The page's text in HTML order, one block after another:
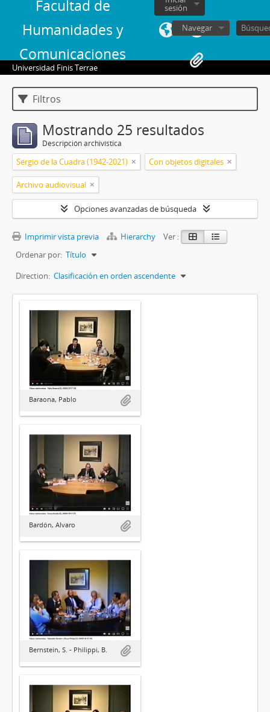
Facultad de
Humanidades y
Comunicaciones
sesión
Navegar
Universidad Finis Terrae
Filtros
Mostrando 25 resultados
Descripción archivística
Sergio de la Cuadra (1942-2021) Con objetos digitales
Archivo audiovisual
Opciones avanzadas de búsqueda
Imprimir vista previa Hierarchy
Ver :
Ordenar por: Título
Direction: Clasificación en orden ascendente
Baraona, Pablo
Bardón, Alvaro
Bernstein, S. - Philippi, B.